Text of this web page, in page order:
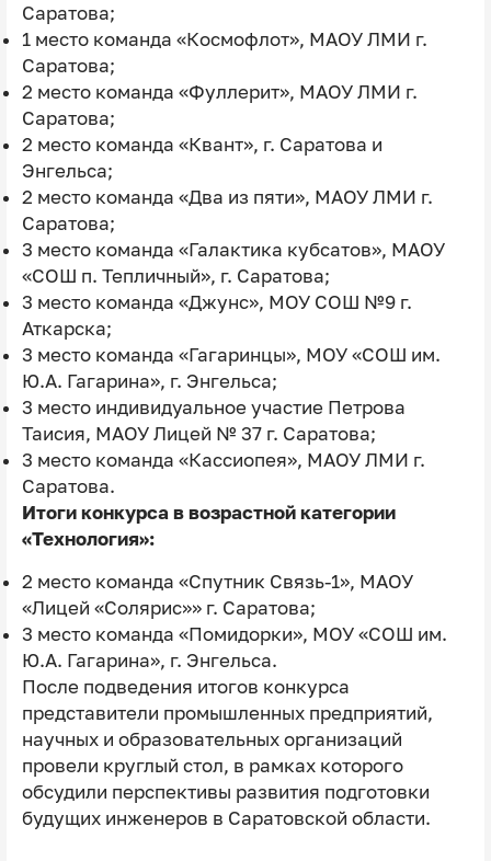
Саратова;
1 место команда «Космофлот», МАОУ ЛМИ г.
Саратова;
2 место команда «Фуллерит», МАОУ ЛМИ г.
Саратова;
2 место команда «Квант», г. Саратова и
Энгельса;
2 место команда «Два из пяти», МАОУ ЛМИ г.
Саратова;
3 место команда «Галактика кубсатов», МАОУ
«СОШ п. Тепличный», г. Саратова;
3 место команда «Джунс», МОУ СОШ №9 г.
Аткарска;
3 место команда «Гагаринцы», МОУ «СОШ им.
Ю.А. Гагарина», г. Энгельса;
3 место индивидуальное участие Петрова
Таисия, МАОУ Лицей № 37 г. Саратова;
3 место команда «Кассиопея», МАОУ ЛМИ г.
Саратова.
Итоги конкурса в возрастной категории
«Технология»:
2 место команда «Спутник Связь-1», МАОУ
«Лицей «Солярис»» г. Саратова;
3 место команда «Помидорки», МОУ «СОШ им.
Ю.А. Гагарина», г. Энгельса.
После подведения итогов конкурса
представители промышленных предприятий,
научных и образовательных организаций
провели круглый стол, в рамках которого
обсудили перспективы развития подготовки
будущих инженеров в Саратовской области.